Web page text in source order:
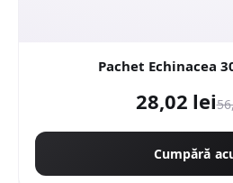
Pachet Echinacea
28,02 lei
Cumpără